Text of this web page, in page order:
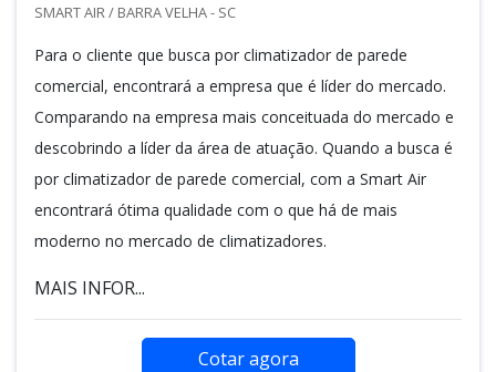
SMART AIR / BARRA VELHA - SC
Para o cliente que busca por climatizador de parede
comercial, encontrará a empresa que é líder do mercado.
Comparando na empresa mais conceituada do mercado e
descobrindo a líder da área de atuação. Quando a busca é
por climatizador de parede comercial, com a Smart Air
encontrará ótima qualidade com o que há de mais
moderno no mercado de climatizadores.
MAIS INFOR...
Cotar agora